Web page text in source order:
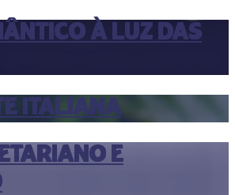
À LUZ DAS
ITALIANA
E